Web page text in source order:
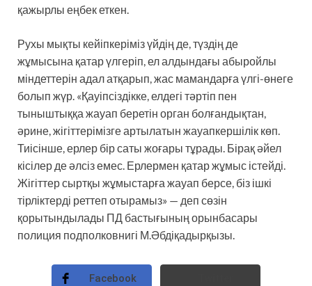
қажырлы еңбек еткен.
Рухы мықты кейіпкеріміз үйдің де, түздің де
жұмысына қатар үлгеріп, ел алдындағы абыройлы
міндеттерін адал атқарып, жас мамандарға үлгі-өнеге
болып жүр. «Қауіпсіздікке, елдегі тәртіп пен
тыныштыққа жауап беретін орган болғандықтан,
әрине, жігіттерімізге артылатын жауапкершілік көп.
Тиісінше, ерлер бір саты жоғары тұрады. Бірақ әйел
кісілер де әлсіз емес. Ерлермен қатар жұмыс істейді.
Жігіттер сыртқы жұмыстарға жауап берсе, біз ішкі
тірліктерді реттеп отырамыз» — деп сөзін
қорытындылады ПД бастығының орынбасары
полиция подполковнигі М.Әбдіқадырқызы.
Facebook